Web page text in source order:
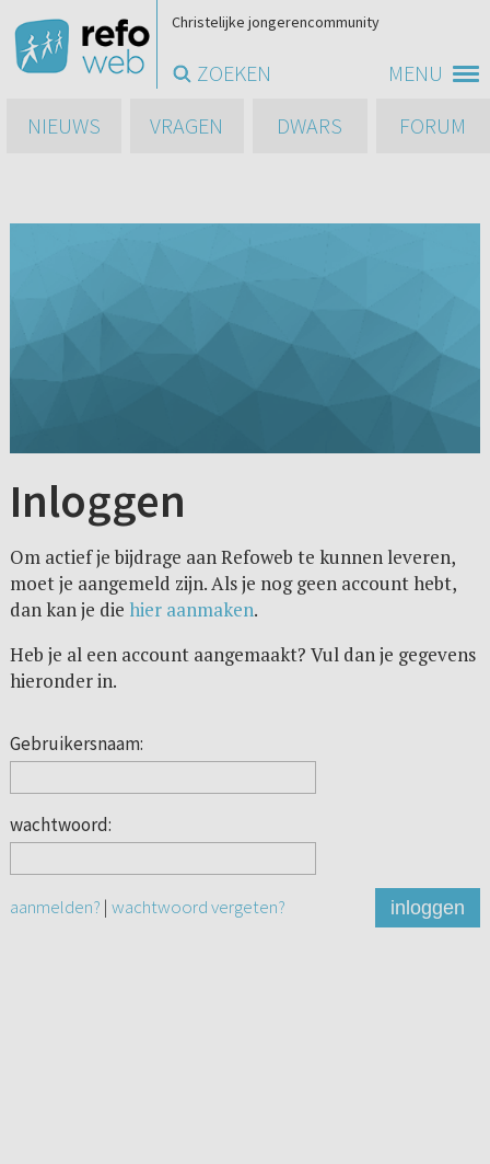
MENU
Christelijke jongerencommunity
ZOEKEN
NIEUWS
VRAGEN DWARS FORUM
Inloggen
Om actief je bijdrage aan Refoweb te kunnen leveren,
moet je aangemeld zijn. Als je nog geen account hebt,
dan kan je die hier aanmaken.
Heb je al een account aangemaakt? Vul dan je gegevens
hieronder in.
Gebruikersnaam:
wachtwoord:
aanmelden? | wachtwoord vergeten? inloggen